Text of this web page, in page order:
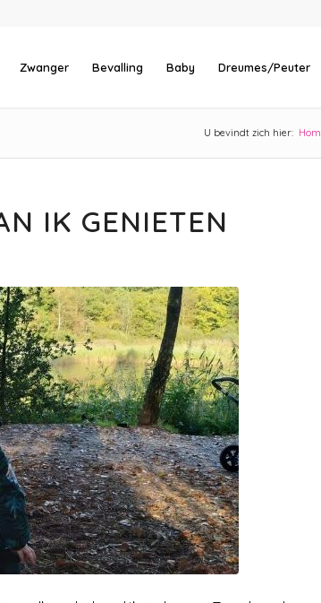
Zwanger Bevalling Baby Dreumes/Peuter
U bevindt zich hier:
IK GENIETEN